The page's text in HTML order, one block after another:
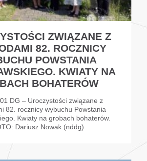
ZWIĄZANE Z
82. ROCZNICY
POWSTANIA
KWIATY NA
BOHATERÓW
DG – Uroczystości związane z
82. rocznicy wybuchu Powstania
Kwiaty na grobach bohaterów.
Dariusz Nowak (nddg)